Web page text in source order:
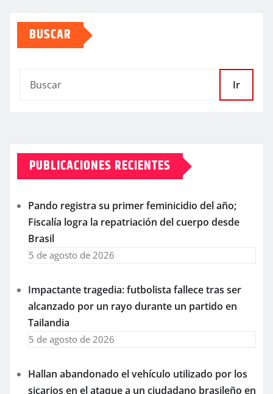
BUSCAR
Ir
PUBLICACIONES RECIENTES
Pando registra su primer feminicidio del año;
Fiscalía logra la repatriación del cuerpo desde
Brasil
5 de agosto de 2026
Impactante tragedia: futbolista fallece tras ser
alcanzado por un rayo durante un partido en
Tailandia
5 de agosto de 2026
Hallan abandonado el vehículo utilizado por los
sicarios en el ataque a un ciudadano brasileño en